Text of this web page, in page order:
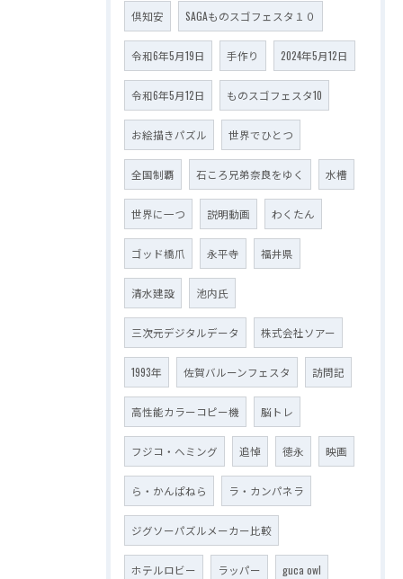
倶知安 SAGAものスゴフェスタ１０
令和6年5月19日 手作り 2024年5月12日
令和6年5月12日 ものスゴフェスタ10
お絵描きパズル 世界でひとつ
全国制覇 石ころ兄弟奈良をゆく 水槽
世界に一つ 説明動画 わくたん
ゴッド橋爪 永平寺 福井県
清水建設 池内氏
三次元デジタルデータ 株式会社ソアー
1993年 佐賀バルーンフェスタ 訪問記
高性能カラーコピー機 脳トレ
フジコ・ヘミング 追悼 徳永 映画
ら・かんぱねら ラ・カンパネラ
ジグソーパズルメーカー比較
ホテルロビー ラッパー guca owl